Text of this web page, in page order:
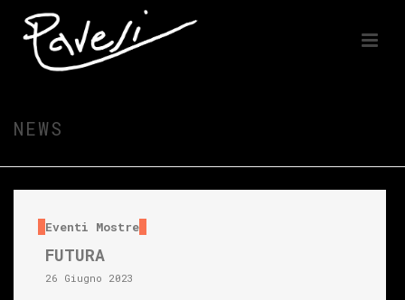
NEWS
Eventi Mostre
FUTURA
26 Giugno 2023